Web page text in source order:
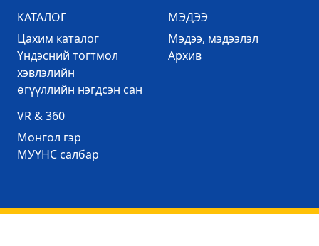
КАТАЛОГ
Цахим каталог
Үндэсний тогтмол
хэвлэлийн
өгүүллийн нэгдсэн сан
МЭДЭЭ
Mэдээ, мэдээлэл
Архив
VR & 360
Mонгол гэр
МУҮНС салбар